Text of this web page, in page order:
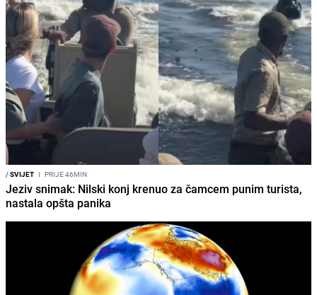
/SVIJET I PRIJE 46MIN
Jeziv snimak: Nilski konj krenuo za čamcem punim turista,
nastala opšta panika